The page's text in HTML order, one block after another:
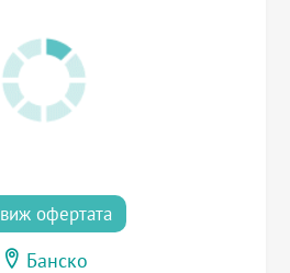
виж офертата
Банско